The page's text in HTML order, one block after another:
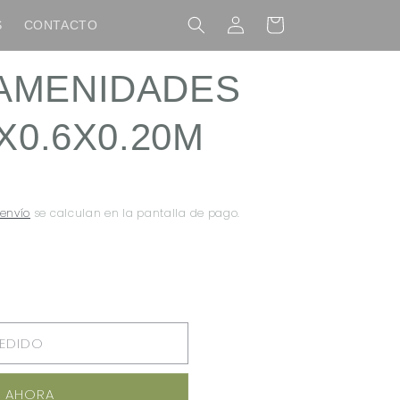
CONTACTO
Iniciar
sesión
Carrito
se calculan en la pantalla de pago.
AHORA